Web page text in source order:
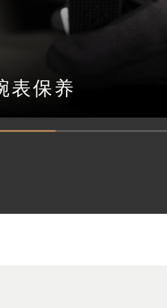
表保养